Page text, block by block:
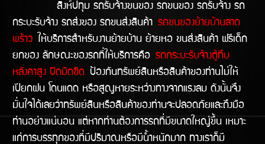
สิงห์ปทุม รถรับจ้างขนของ รถขนของ รถรับจ้าง รถ
กระบะรับจ้าง รถส่งของ รถขนส่งสินค้า รถขนของย้ายบ้านลาด
พร้าว ให้บริการสำหรับงานย้ายบ้าน ย้ายหอ ขนส่งสินค้า ฟรีเด็ก
ยกของ ลักษณะของรถที่ให้บริการคือ รถกระบะรับจ้างตู้ทึบ
หลังคาสูง ปิดมิดชิด ป้องกันทรัพย์สินหรือสินค้าของท่านไม่ให้
เปียกฝน โดนแดด หรือสูญหายระหว่างทางจากแรงลม ดังนั้นจึง
มั่นใจได้เลยว่าทรัพย์สินหรือสินค้าของท่านจะปลอดภัยและถึงมือ
ท่านอย่างแน่นอน แต่หากท่านต้องการรถที่มีขนาดใหญ่ขึ้น เหมาะ
แก่การบรรทุกของที่มีปริมาณหรือมีน้ำหนักมาก ทางเราก็มี